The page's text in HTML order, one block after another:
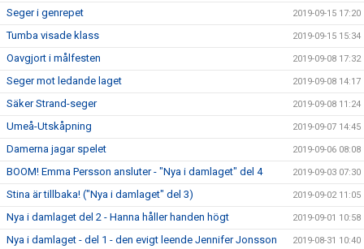
Seger i genrepet 2019-09-15 17:20
Tumba visade klass 2019-09-15 15:34
Oavgjort i målfesten 2019-09-08 17:32
Seger mot ledande laget 2019-09-08 14:17
Säker Strand-seger 2019-09-08 11:24
Umeå-Utskåpning 2019-09-07 14:45
Damerna jagar spelet 2019-09-06 08:08
BOOM! Emma Persson ansluter - "Nya i damlaget" del 4 2019-09-03 07:30
Stina är tillbaka! ("Nya i damlaget" del 3) 2019-09-02 11:05
Nya i damlaget del 2 - Hanna håller handen högt 2019-09-01 10:58
Nya i damlaget - del 1 - den evigt leende Jennifer Jonsson 2019-08-31 10:40